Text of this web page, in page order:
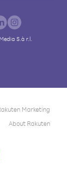
S.à r.l.
Marketing
About Rakuten